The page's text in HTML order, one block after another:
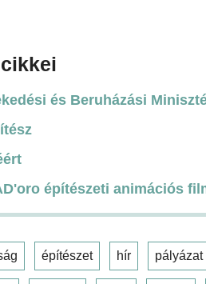
és Beruházási
építészeti animációs
építészet hír pályázat